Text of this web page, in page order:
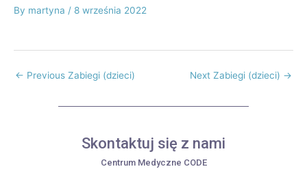
By martyna / 8 września 2022
← Previous Zabiegi (dzieci) Next Zabiegi (dzieci) →
Skontaktuj się z nami
Centrum Medyczne CODE